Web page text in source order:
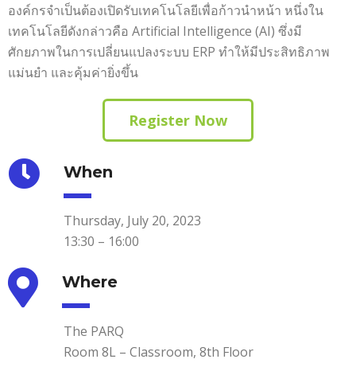
องค์กรจำเป็นต้องเปิดรับเทคโนโลยีเพื่อก้าวนำหน้า หนึ่งใน
เทคโนโลยีดังกล่าวคือ Artificial Intelligence (AI) ซึ่งมี
ศักยภาพในการเปลี่ยนแปลงระบบ ERP ทำให้มีประสิทธิภาพ
แม่นยำ และคุ้มค่ายิ่งขึ้น
Register Now
When
Thursday, July 20, 2023
13:30 – 16:00
Where
The PARQ
Room 8L – Classroom, 8th Floor